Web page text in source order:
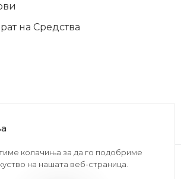
на Средства
MB DISKONT. Изработено од
БРАМИТ ДООЕЛ
колачиња за да го подобриме
на нашата веб-страница.